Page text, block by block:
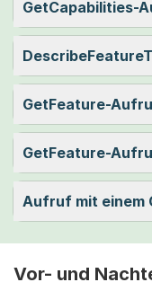
GetCapabilities-
GetFeature-
GetFeature-
Aufruf mit einem
Vor- und